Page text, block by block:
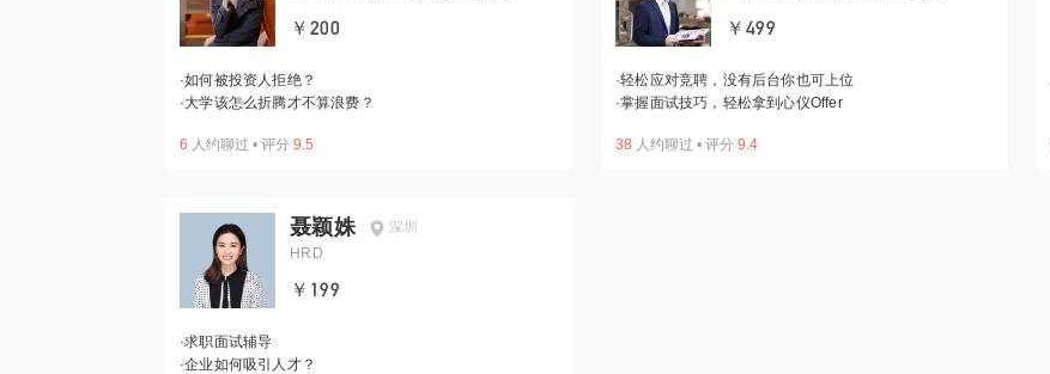
￥200
·如何被投资人拒绝？
·大学该怎么折腾才不算浪费？
6 人约聊过 • 评分 9.5
￥499
·轻松应对竞聘，没有后台你也可上位
·掌握面试技巧，轻松拿到心仪Offer
38 人约聊过 • 评分 9.4
聂颖姝
深圳
HRD
￥199
·求职面试辅导
·企业如何吸引人才？